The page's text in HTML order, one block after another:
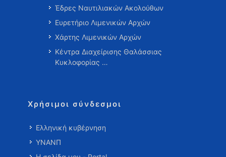
Έδρες Ναυτιλιακών Ακολούθων
Ευρετήριο Λιμενικών Αρχών
Χάρτης Λιμενικών Αρχών
Κέντρα Διαχείρισης Θαλάσσιας
Κυκλοφορίας …
Χρήσιμοι σύνδεσμοι
Ελληνική κυβέρνηση
ΥΝΑΝΠ